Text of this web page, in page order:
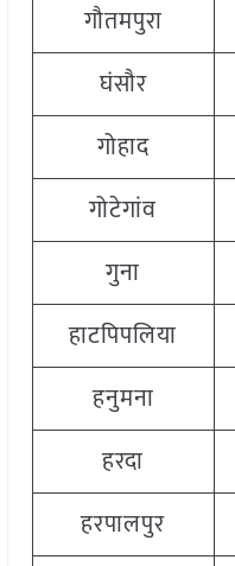
गौतमपुरा
घंसौर
गोहाद
गोटेगांव
गुना
हाटपिपलिया
हनुमना
हरदा
हरपालपुर